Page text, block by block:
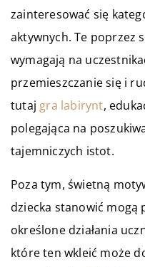
zainteresować się
aktywnych. Te poprzez
wymagają na
przemieszczanie się i
tutaj gra labirynt,
polegająca na
tajemniczych istot.
Poza tym, świetną
dziecka stanowić mogą
określone działania
które ten wkleić może